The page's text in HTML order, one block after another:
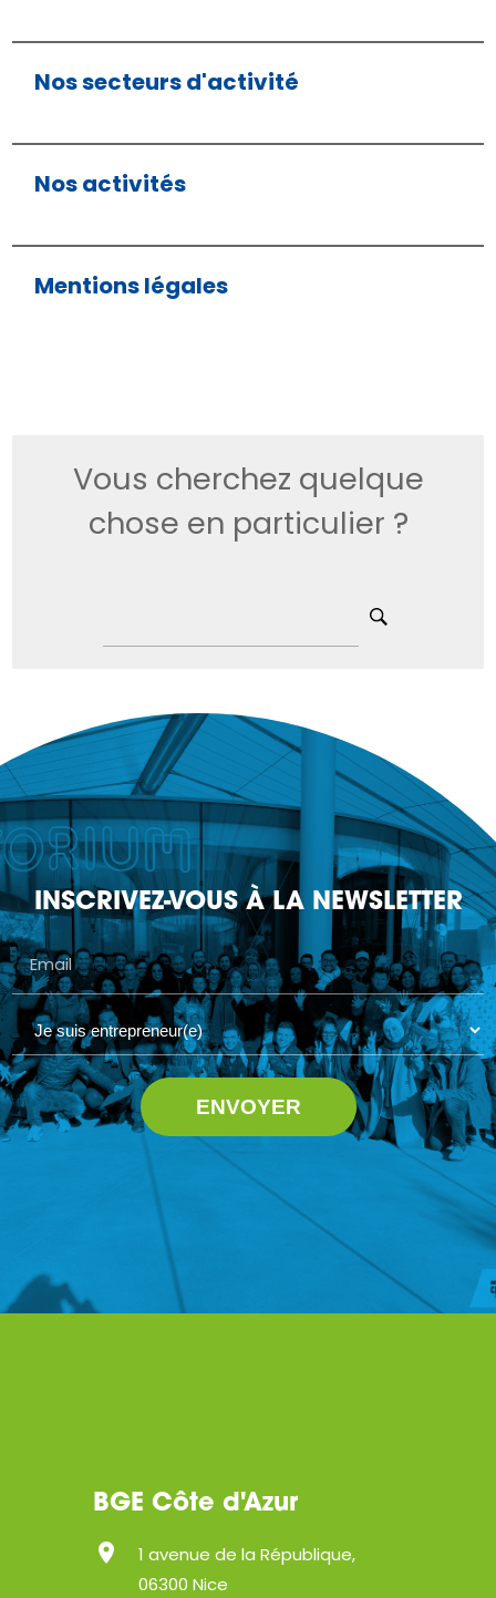
Nos secteurs d'activité
Nos activités
Mentions légales
Vous cherchez quelque
chose en particulier ?
INSCRIVEZ-VOUS À LA NEWSLETTER
Email
BGE Côte d'Azur
location_on
1 avenue de la République,
06300 Nice